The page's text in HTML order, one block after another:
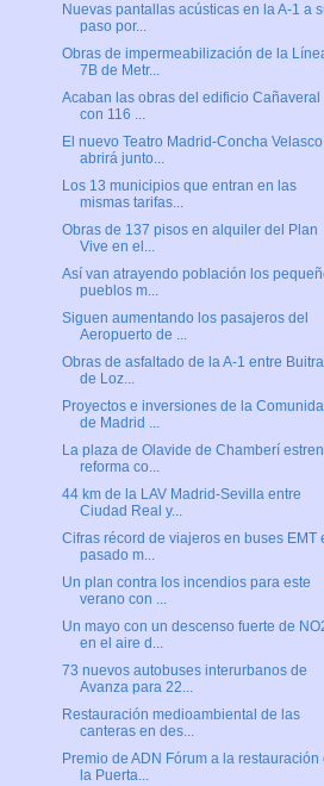
Nuevas pantallas acústicas en la A-1 a
paso por...
Obras de impermeabilización de la
7B de Metr...
Acaban las obras del edificio Cañaveral
con 116 ...
El nuevo Teatro Madrid-Concha Velasco
abrirá junto...
Los 13 municipios que entran en las
mismas tarifas...
Obras de 137 pisos en alquiler del Plan
Vive en el...
Así van atrayendo población los
pueblos m...
Siguen aumentando los pasajeros del
Aeropuerto de ...
Obras de asfaltado de la A-1 entre
de Loz...
Proyectos e inversiones de la
de Madrid ...
La plaza de Olavide de Chamberí
reforma co...
44 km de la LAV Madrid-Sevilla entre
Ciudad Real y...
Cifras récord de viajeros en buses EMT
pasado m...
Un plan contra los incendios para este
verano con ...
Un mayo con un descenso fuerte de
en el aire d...
73 nuevos autobuses interurbanos de
Avanza para 22...
Restauración medioambiental de las
canteras en des...
Premio de ADN Fórum a la restauración
la Puerta...